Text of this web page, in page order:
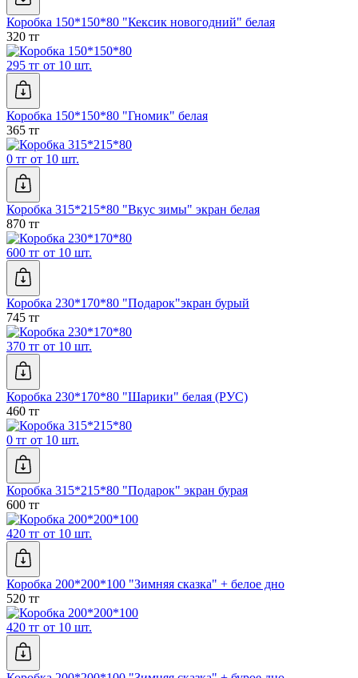
Коробка 150*150*80 "Кексик новогодний" белая
320 тг
295 тг от 10 шт.
Коробка 150*150*80 "Гномик" белая
365 тг
0 тг от 10 шт.
Коробка 315*215*80 "Вкус зимы" экран белая
870 тг
600 тг от 10 шт.
Коробка 230*170*80 "Подарок"экран бурый
745 тг
370 тг от 10 шт.
Коробка 230*170*80 "Шарики" белая (РУС)
460 тг
0 тг от 10 шт.
Коробка 315*215*80 "Подарок" экран бурая
600 тг
420 тг от 10 шт.
Коробка 200*200*100 "Зимняя сказка" + белое дно
520 тг
420 тг от 10 шт.